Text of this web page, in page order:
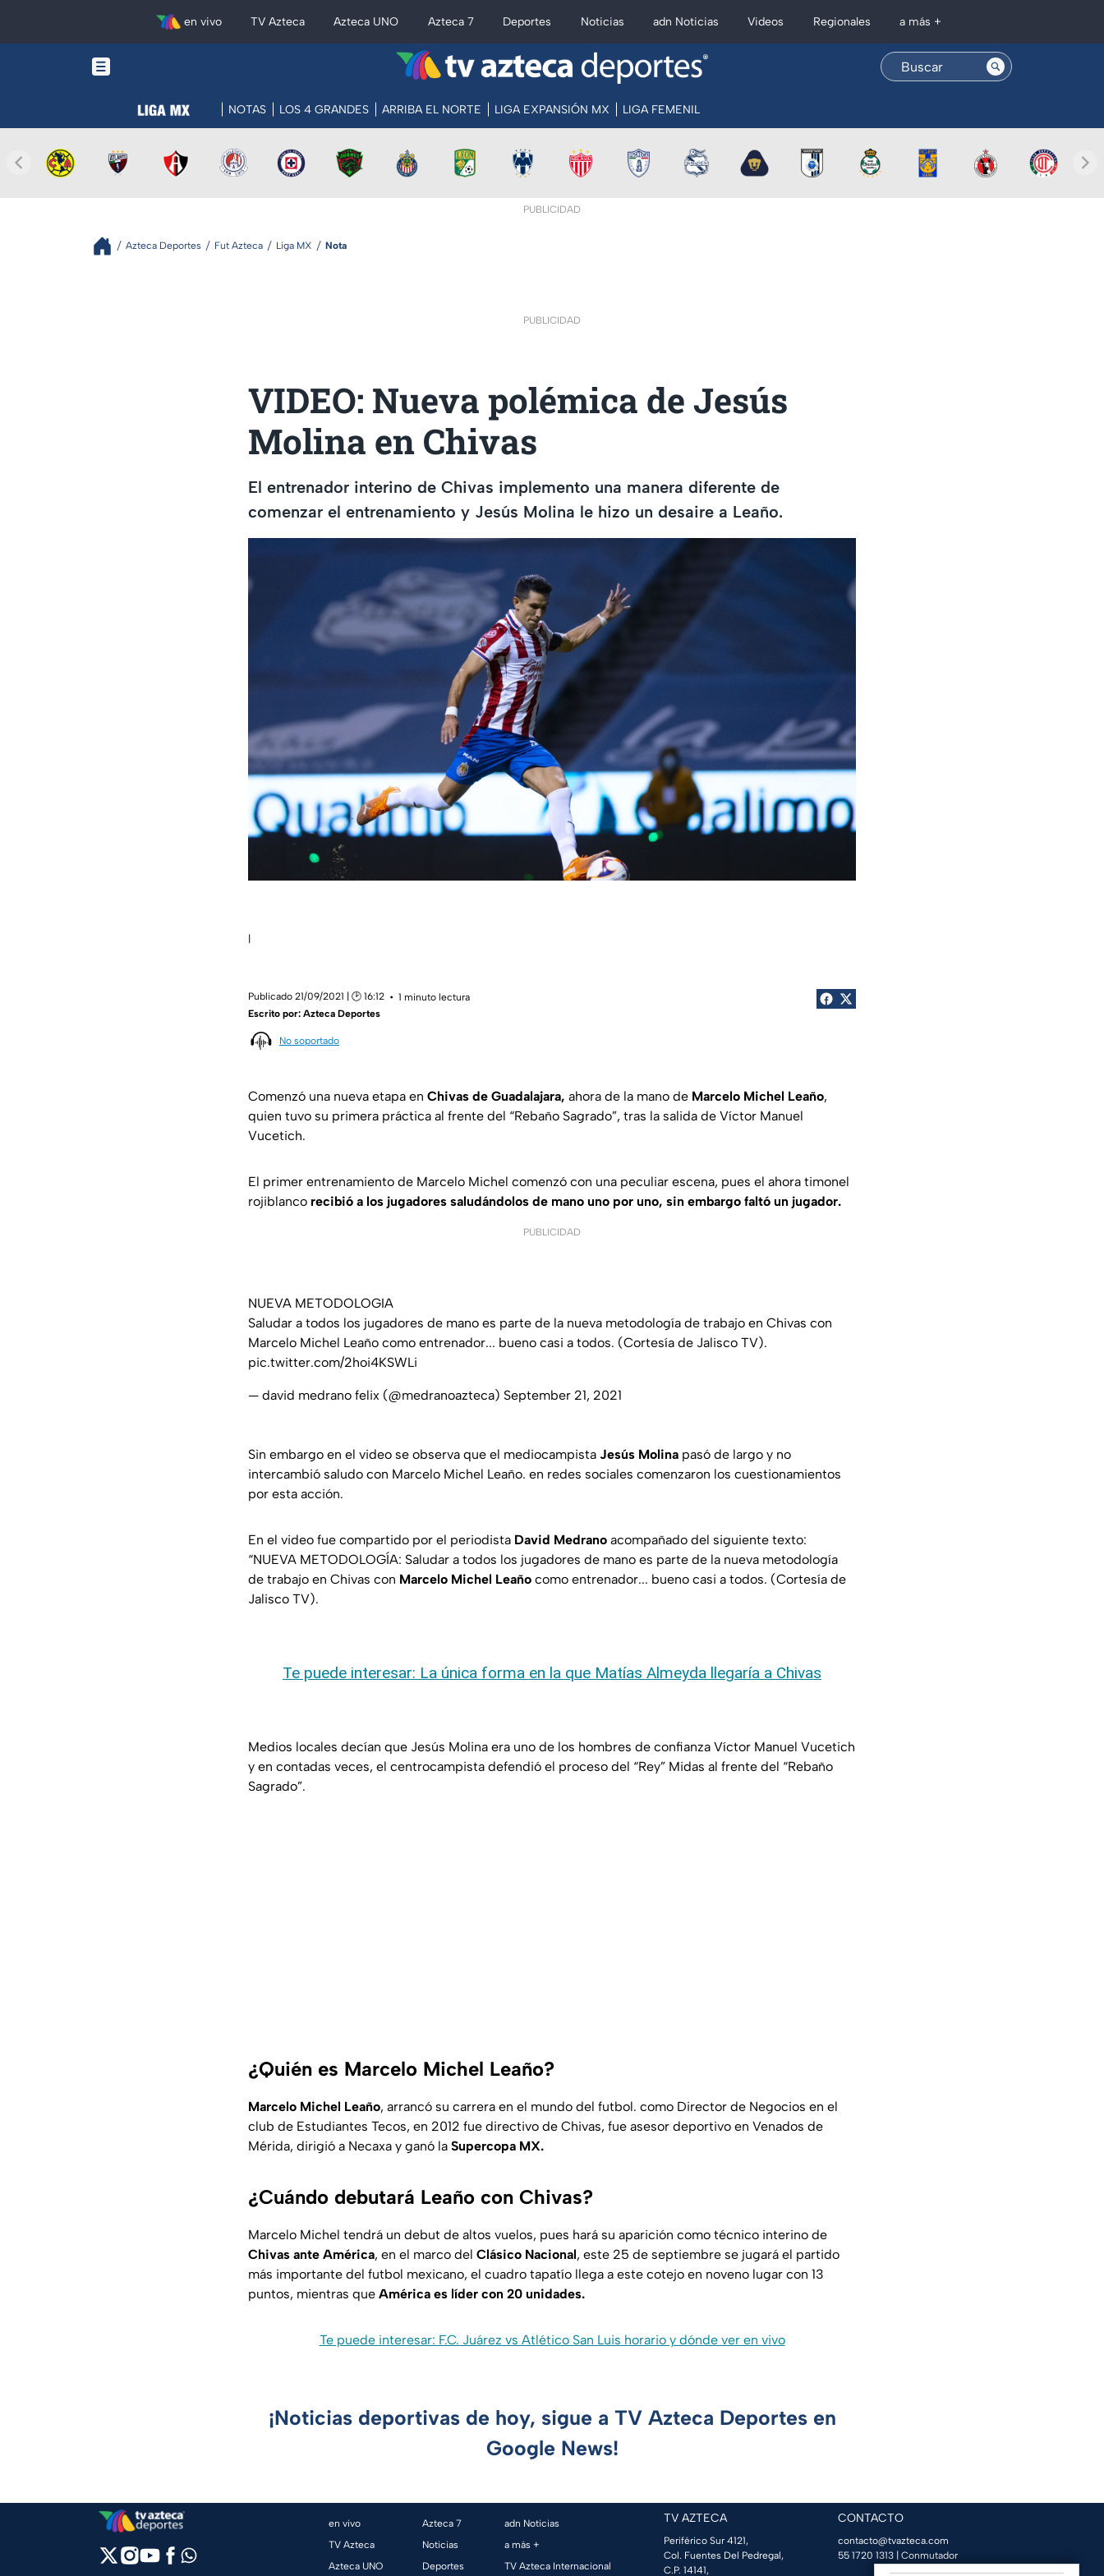
en vivo TV Azteca Azteca UNO Azteca 7 Deportes Noticias adn Noticias Videos Regionales a más +
NOTAS LOS 4 GRANDES ARRIBA EL NORTE LIGA EXPANSIÓN MX LIGA FEMENIL
PUBLICIDAD
Azteca Deportes Fut Azteca Liga MX Nota
PUBLICIDAD
VIDEO: Nueva polémica de Jesús
Molina en Chivas
El entrenador interino de Chivas implemento una manera diferente de
comenzar el entrenamiento y Jesús Molina le hizo un desaire a Leaño.
Publicado 21/09/2021 | 🕑 16:12
1 minuto lectura
Escrito por: Azteca Deportes
No soportado
Comenzó una nueva etapa en Chivas de Guadalajara, ahora de la mano de Marcelo Michel Leaño,
quien tuvo su primera práctica al frente del “Rebaño Sagrado”, tras la salida de Víctor Manuel
Vucetich.
El primer entrenamiento de Marcelo Michel comenzó con una peculiar escena, pues el ahora timonel
rojiblanco recibió a los jugadores saludándolos de mano uno por uno, sin embargo faltó un jugador.
PUBLICIDAD
NUEVA METODOLOGIA
Saludar a todos los jugadores de mano es parte de la nueva metodología de trabajo en Chivas con
Marcelo Michel Leaño como entrenador... bueno casi a todos. (Cortesía de Jalisco TV).
pic.twitter.com/2hoi4KSWLi
— david medrano felix (@medranoazteca) September 21, 2021
Sin embargo en el video se observa que el mediocampista Jesús Molina pasó de largo y no
intercambió saludo con Marcelo Michel Leaño. en redes sociales comenzaron los cuestionamientos
por esta acción.
En el video fue compartido por el periodista David Medrano acompañado del siguiente texto:
“NUEVA METODOLOGÍA: Saludar a todos los jugadores de mano es parte de la nueva metodología
de trabajo en Chivas con Marcelo Michel Leaño como entrenador... bueno casi a todos. (Cortesía de
Jalisco TV).
Te puede interesar: La única forma en la que Matías Almeyda llegaría a Chivas
Medios locales decían que Jesús Molina era uno de los hombres de confianza Víctor Manuel Vucetich
y en contadas veces, el centrocampista defendió el proceso del “Rey” Midas al frente del “Rebaño
Sagrado”.
¿Quién es Marcelo Michel Leaño?
Marcelo Michel Leaño, arrancó su carrera en el mundo del futbol. como Director de Negocios en el
club de Estudiantes Tecos, en 2012 fue directivo de Chivas, fue asesor deportivo en Venados de
Mérida, dirigió a Necaxa y ganó la Supercopa MX.
¿Cuándo debutará Leaño con Chivas?
Marcelo Michel tendrá un debut de altos vuelos, pues hará su aparición como técnico interino de
Chivas ante América, en el marco del Clásico Nacional, este 25 de septiembre se jugará el partido
más importante del futbol mexicano, el cuadro tapatío llega a este cotejo en noveno lugar con 13
puntos, mientras que América es líder con 20 unidades.
Te puede interesar: F.C. Juárez vs Atlético San Luis horario y dónde ver en vivo
¡Noticias deportivas de hoy, sigue a TV Azteca Deportes en
Google News!
en vivo
TV Azteca
Azteca UNO
Azteca 7
Noticias
Deportes
adn Noticias
a más +
TV Azteca Internacional
TV AZTECA
Periférico Sur 4121,
Col. Fuentes Del Pedregal,
C.P. 14141,
CONTACTO
contacto@tvazteca.com
55 1720 1313 | Conmutador